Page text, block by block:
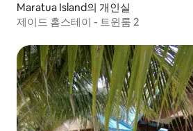
Maratua Island의 개인실
제이드 홈스테이 - 트윈룸 2